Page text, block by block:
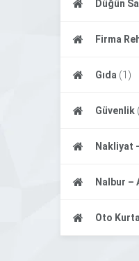
Düğün
Firma
Gıda (1)
Güvenlik
Nakliyat
Nalbur –
Oto